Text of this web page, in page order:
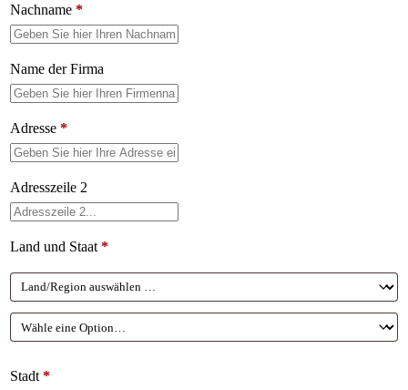
Nachname *
Name der Firma
Adresse *
Adresszeile 2
Land und Staat *
Stadt *